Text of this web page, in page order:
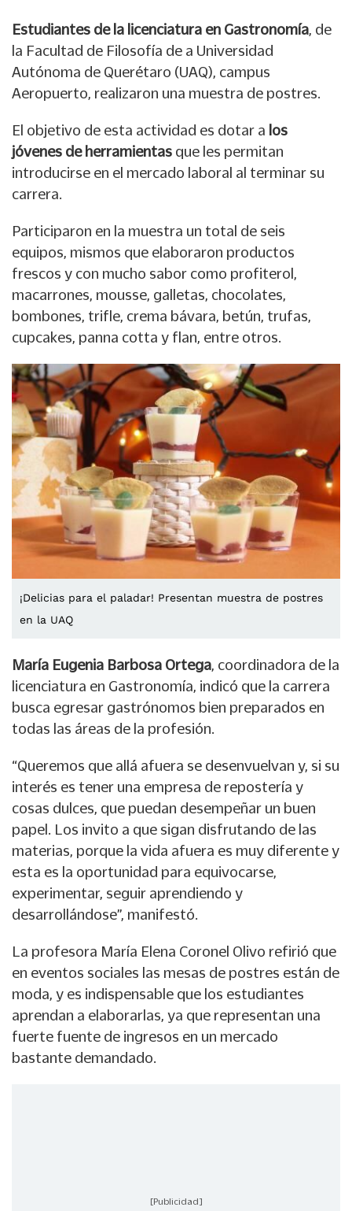
Estudiantes de la licenciatura en Gastronomía , de
la Facultad de Filosofía de a Universidad
Autónoma de Querétaro (UAQ), campus
Aeropuerto, realizaron una muestra de postres.
El objetivo de esta actividad es dotar a los
jóvenes de herramientas que les permitan
introducirse en el mercado laboral al terminar su
carrera.
Participaron en la muestra un total de seis
equipos, mismos que elaboraron productos
frescos y con mucho sabor como profiterol,
macarrones, mousse, galletas, chocolates,
bombones, trifle, crema bávara, betún, trufas,
cupcakes, panna cotta y flan, entre otros.
¡Delicias para el paladar! Presentan muestra de postres
en la UAQ
María Eugenia Barbosa Ortega , coordinadora de la
licenciatura en Gastronomía, indicó que la carrera
busca egresar gastrónomos bien preparados en
todas las áreas de la profesión.
“Queremos que allá afuera se desenvuelvan y, si su
interés es tener una empresa de repostería y
cosas dulces, que puedan desempeñar un buen
papel. Los invito a que sigan disfrutando de las
materias, porque la vida afuera es muy diferente y
esta es la oportunidad para equivocarse,
experimentar, seguir aprendiendo y
desarrollándose”, manifestó.
La profesora María Elena Coronel Olivo refirió que
en eventos sociales las mesas de postres están de
moda, y es indispensable que los estudiantes
aprendan a elaborarlas, ya que representan una
fuerte fuente de ingresos en un mercado
bastante demandado.
[Publicidad]